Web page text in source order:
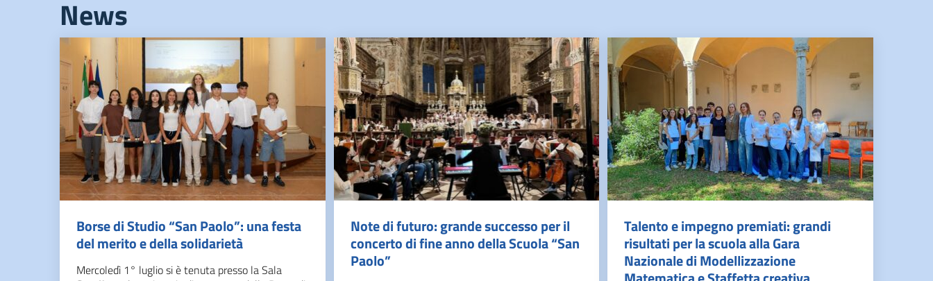
News
Borse di Studio “San Paolo”: una festa
del merito e della solidarietà
Mercoledì 1° luglio si è tenuta presso la Sala
Note di futuro: grande successo per il
concerto di fine anno della Scuola “San
Paolo”
Talento e impegno premiati: grandi
risultati per la scuola alla Gara
Nazionale di Modellizzazione